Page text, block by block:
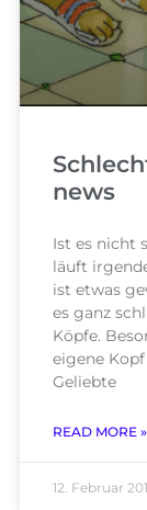
news
Ist es nicht
läuft
ist etwas
es ganz
Köpfe.
eigene
Geliebte
READ MORE »
12. Februar